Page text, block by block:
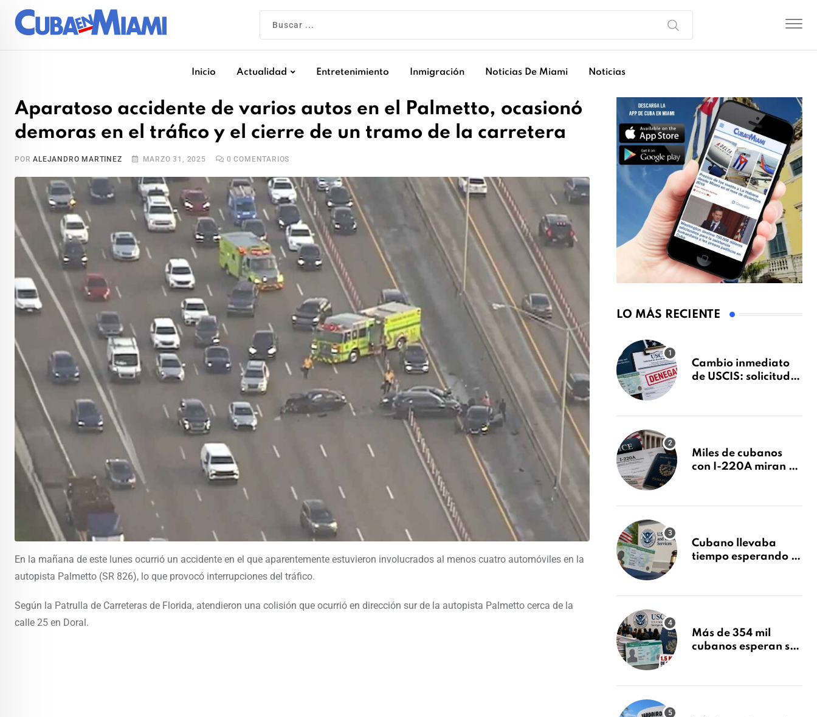
Inicio Actualidad Entretenimiento Inmigración Noticias De Miami Noticias
Aparatoso accidente de varios autos en el Palmetto, ocasionó
demoras en el tráfico y el cierre de un tramo de la carretera
PORALEJANDRO MARTINEZ MARZO 31, 2025 0 COMENTARIOS
En la mañana de este lunes ocurrió un accidente en el que aparentemente estuvieron involucrados al menos cuatro automóviles en la
autopista Palmetto (SR 826), lo que provocó interrupciones del tráfico.
Según la Patrulla de Carreteras de Florida, atendieron una colisión que ocurrió en dirección sur de la autopista Palmetto cerca de la
calle 25 en Doral.
LO MÁS RECIENTE
Cambio inmediato
de USCIS: solicitudes
sin previo aviso
Miles de cubanos
con I-220A miran al
decidirse en una
Cubano llevaba
tiempo esperando su
tras Writ of
Más de 354 mil
cubanos esperan su
millones de